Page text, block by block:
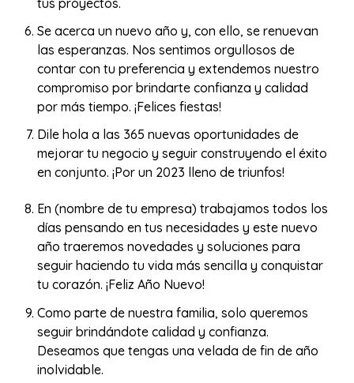
Se acerca un nuevo año y, con ello, se renuevan
las esperanzas. Nos sentimos orgullosos de
contar con tu preferencia y extendemos nuestro
compromiso por brindarte confianza y calidad
por más tiempo. ¡Felices fiestas!
Dile hola a las 365 nuevas oportunidades de
mejorar tu negocio y seguir construyendo el éxito
en conjunto. ¡Por un 2023 lleno de triunfos!
En (nombre de tu empresa) trabajamos todos los
días pensando en tus necesidades y este nuevo
año traeremos novedades y soluciones para
seguir haciendo tu vida más sencilla y conquistar
tu corazón. ¡Feliz Año Nuevo!
Como parte de nuestra familia, solo queremos
seguir brindándote calidad y confianza.
Deseamos que tengas una velada de fin de año
inolvidable.